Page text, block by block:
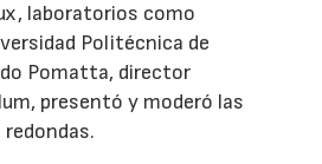
laboratorios como
Politécnica de
Pomatta, director
presentó y moderó las